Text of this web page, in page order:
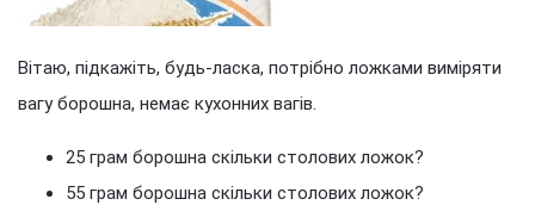
Вітаю, підкажіть, будь-ласка, потрібно ложками виміряти
вагу борошна, немає кухонних вагів.
25 грам борошна скільки столових ложок?
55 грам борошна скільки столових ложок?